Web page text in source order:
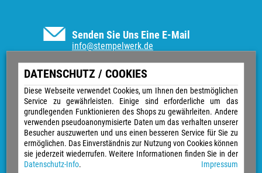
DATENSCHUTZ / COOKIES
Diese Webseite verwendet Cookies, um Ihnen den bestmöglichen
Service zu gewährleisten. Einige sind erforderliche um das
grundlegenden Funktionieren des Shops zu gewährleiten. Andere
verwenden pseudoanonymisierte Daten um das verhalten unserer
Besucher auszuwerten und uns einen besseren Service für Sie zu
ermöglichen. Das Einverständnis zur Nutzung von Cookies können
sie jederzeit wiederrufen. Weitere Informationen finden Sie in der
Datenschutz-Info. Impressum
Senden Sie Uns Eine E-Mail
info@stempelwerk.de
Informationen
Vertrag widerrufen
Kontakt
Über uns
Impressum
Versand & Zahlungsarten
Widerrufsrecht
Datenschutz
Sitemap